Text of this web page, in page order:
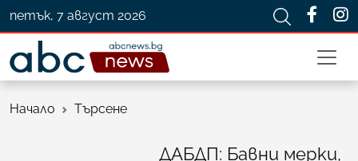
петък, 7 август 2026
Начало Търсене
ДАБДП: Бавни мерки,